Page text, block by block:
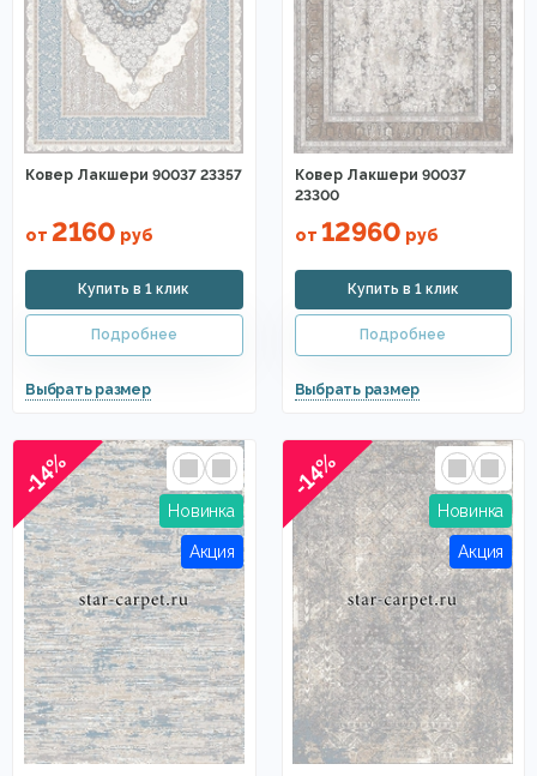
Ковер Лакшери 90037 23357
от 2160 руб
Ковер Лакшери 90037
23300
от 12960 руб
-14% -14%